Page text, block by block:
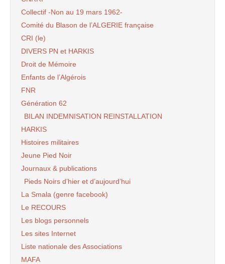
Collectif -Non au 19 mars 1962-
Comité du Blason de l’ALGERIE française
CRI (le)
DIVERS PN et HARKIS
Droit de Mémoire
Enfants de l’Algérois
FNR
Génération 62
BILAN INDEMNISATION REINSTALLATION
HARKIS
Histoires militaires
Jeune Pied Noir
Journaux & publications
Pieds Noirs d’hier et d’aujourd’hui
La Smala (genre facebook)
Le RECOURS
Les blogs personnels
Les sites Internet
Liste nationale des Associations
MAFA